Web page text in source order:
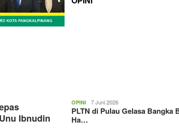
Ibnudin
OPINI 7 Juni 2026
PLTN di Pulau Gelasa Bangka
Ha…